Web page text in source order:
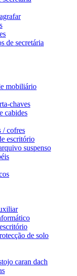
de secretária
mobiliário
chaves
cabides
/ cofres
escritório
suspenso
de solo
caran dach